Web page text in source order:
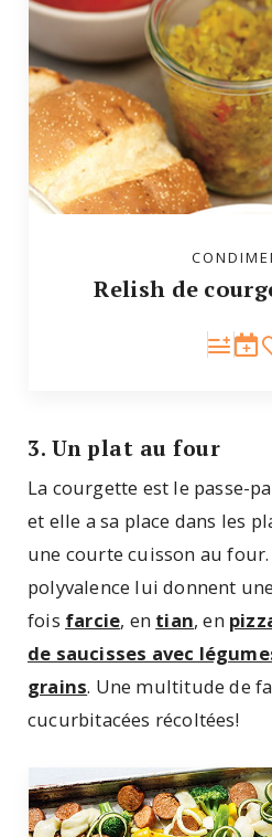
Relish de
3. Un plat au four
La courgette est le passe-
et elle a sa place dans les
une courte cuisson au four.
polyvalence lui donnent
fois farcie, en tian, en
de saucisses avec
grains. Une multitude de
cucurbitacées récoltées!